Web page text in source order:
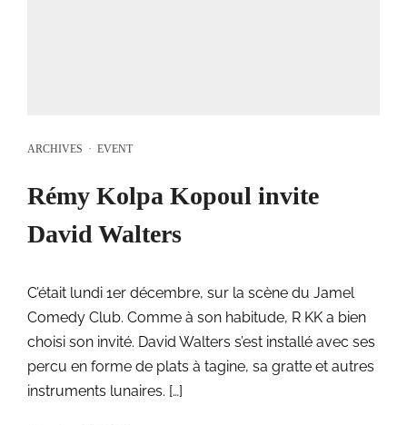
ARCHIVES · EVENT
Rémy Kolpa Kopoul invite
David Walters
C’était lundi 1er décembre, sur la scène du Jamel
Comedy Club. Comme à son habitude, R KK a bien
choisi son invité. David Walters s’est installé avec ses
percu en forme de plats à tagine, sa gratte et autres
instruments lunaires. […]